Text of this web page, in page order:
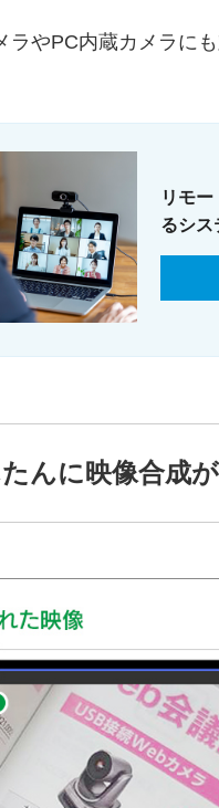
やPC内蔵カメラに
リモ
るシス
んに映像合成